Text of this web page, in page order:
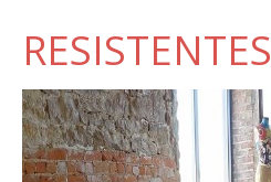
RESISTENTES